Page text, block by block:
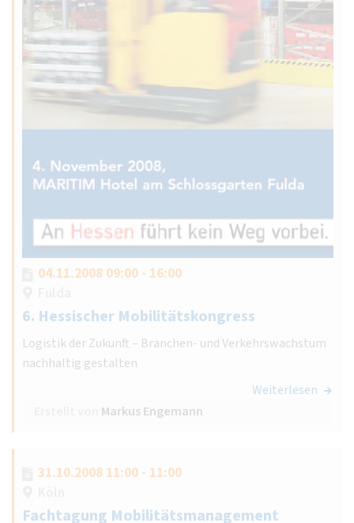
04.11.2008 09:00 - 16:00
6. Hessischer Mobilitätskongress
Logistik der Zukunft – Branchen- und Verkehrswachstum
nachhaltig gestalten
Weiterlesen
Markus Engemann
31.10.2008 11:00 - 11:00
Fachtagung Mobilitätsmanagement